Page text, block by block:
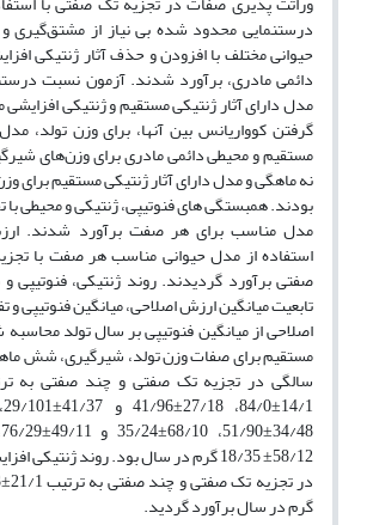
درستنمایی محدود شده بی نیاز از
حیوانی مختلف با افزودن و حذف آثار ژنتیکی
دائمی مادری، برآورد شدند. آزمون نسبت
مدل دارای آثار ژنتیکی مستقیم و ژنتیکی
گرفتن کوواریانس بین آنها، برای وزن تولد،
مستقیم و محیطی دائمی مادری برای وزن‌های
نه ماهگی و مدل دارای آثار ژنتیکی مستقیم برای
بودند. همبستگی های فنوتیپی، ژنتیکی و محیطی با
مدل مناسب برای هر صفت برآورد شدند.
استفاده از مدل حیوانی مناسب هر صفت با
صفتی برآورد گردیدند. روند ژنتیکی، فنوتیپی
تابعیت میانگین ارزش اصلاحی، میانگین فنوتیپی
اصلاحی از میانگین فنوتیپی بر سال تولد
مستقیم برای صفات وزن تولد، شیرگیری، شش
58/12± 18/35 گرم در سال بود. روند
گرم در سال برآورد گردید.